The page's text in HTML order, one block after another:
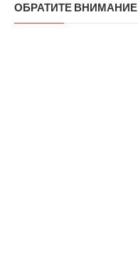
ОБРАТИТЕ ВНИМАНИЕ